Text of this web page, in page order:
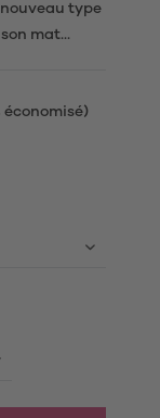
type
mat...
économisé)